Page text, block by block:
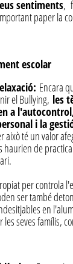
sentiments,
paper la
escolar
Encara
el Bullying, les
a
i la
això té un valor
haurien de
per controla
ser també
en
les seves famílis,